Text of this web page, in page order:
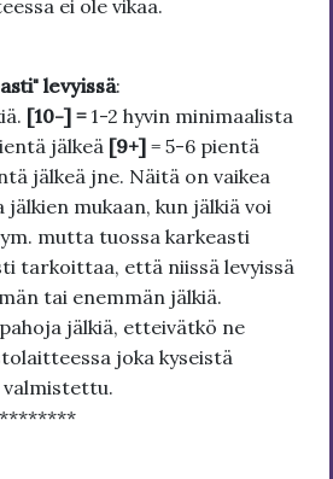
ei ole vikaa.
levyissä:
[10-] = 1-2 hyvin minimaalista
jälkeä [9+] = 5-6 pientä
jälkeä jne. Näitä on vaikea
mukaan, kun jälkiä voi
mutta tuossa karkeasti
tarkoittaa, että niissä levyissä
tai enemmän jälkiä.
jälkiä, etteivätkö ne
joka kyseistä